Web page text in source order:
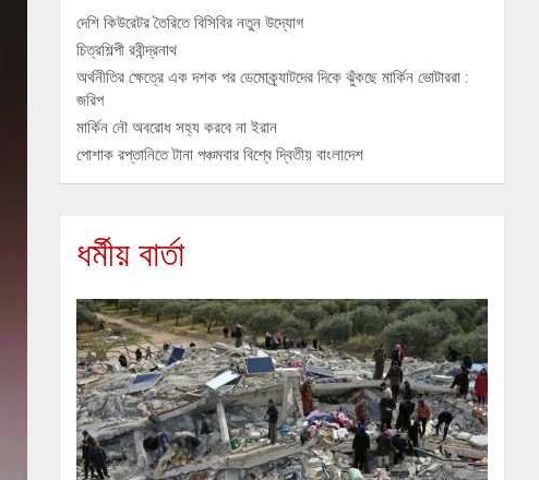
দেশি কিউরেটর তৈরিতে বিসিবির নতুন উদ্যোগ
চিত্রশিল্পী রবীন্দ্রনাথ
অর্থনীতির ক্ষেত্রে এক দশক পর ডেমোক্র্যাটদের দিকে ঝুঁকছে মার্কিন ভোটাররা :
জরিপ
মার্কিন নৌ অবরোধ সহ্য করবে না ইরান
পোশাক রপ্তানিতে টানা পঞ্চমবার বিশ্বে দ্বিতীয় বাংলাদেশ
ধর্মীয় বার্তা